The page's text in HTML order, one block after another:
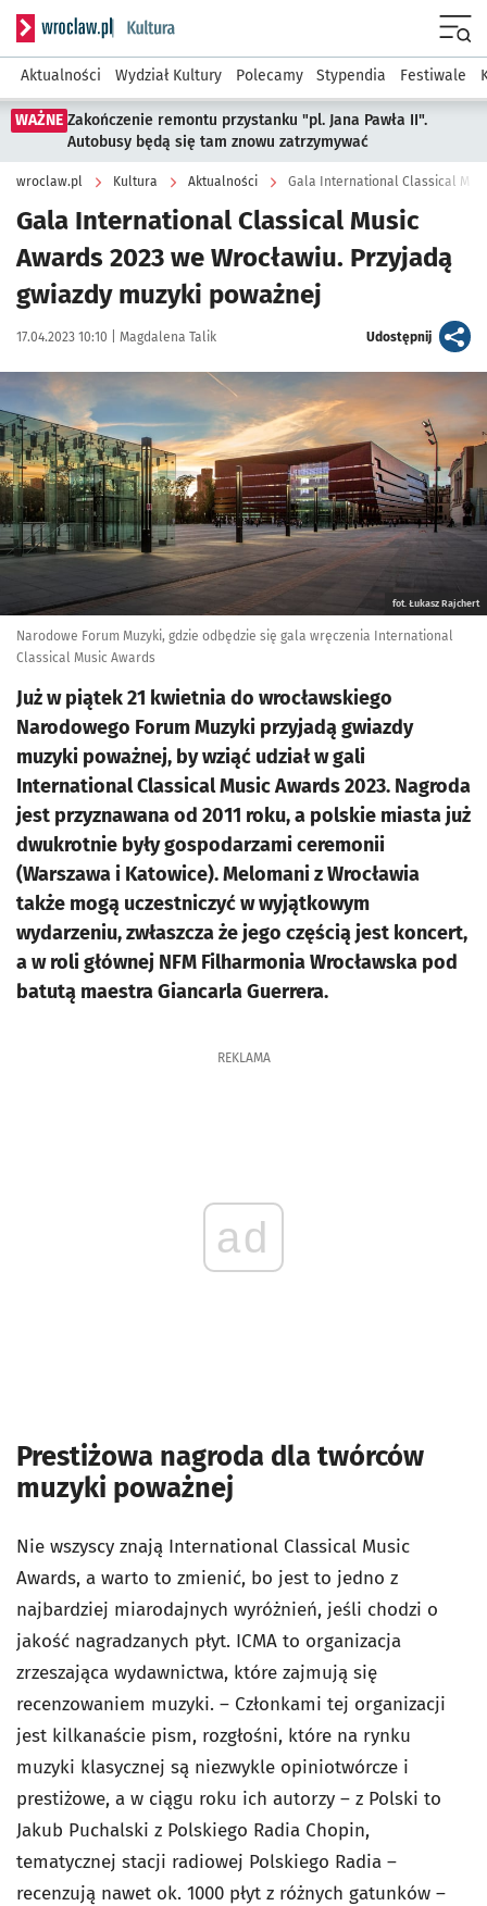
Serwis informacyjny wroclaw.pl podserwis: Kultura
Aktualności Wydział Kultury Polecamy Stypendia Festiwale
WAŻNE Zakończenie remontu przystanku "pl. Jana Pawła II".
Autobusy będą się tam znowu zatrzymywać
wroclaw.pl Kultura Aktualności
Gala International Classical Music
Awards 2023 we Wrocławiu. Przyjadą
gwiazdy muzyki poważnej
Data publikacji:
17.04.2023 10:10 | Autor:
Magdalena Talik Udostępnijartykuł
Kliknij, aby powiększyć
fot. Łukasz Rajchert
Narodowe Forum Muzyki, gdzie odbędzie się gala wręczenia International
Classical Music Awards
Już w piątek 21 kwietnia do wrocławskiego
Narodowego Forum Muzyki przyjadą gwiazdy
muzyki poważnej, by wziąć udział w gali
International Classical Music Awards 2023. Nagroda
jest przyznawana od 2011 roku, a polskie miasta już
dwukrotnie były gospodarzami ceremonii
(Warszawa i Katowice). Melomani z Wrocławia
także mogą uczestniczyć w wyjątkowym
wydarzeniu, zwłaszcza że jego częścią jest koncert,
a w roli głównej NFM Filharmonia Wrocławska pod
batutą maestra Giancarla Guerrera.
REKLAMA
ad
Prestiżowa nagroda dla twórców
muzyki poważnej
Nie wszyscy znają International Classical Music
Awards, a warto to zmienić, bo jest to jedno z
najbardziej miarodajnych wyróżnień, jeśli chodzi o
jakość nagradzanych płyt. ICMA to organizacja
zrzeszająca wydawnictwa, które zajmują się
recenzowaniem muzyki. – Członkami tej organizacji
jest kilkanaście pism, rozgłośni, które na rynku
muzyki klasycznej są niezwykle opiniotwórcze i
prestiżowe, a w ciągu roku ich autorzy – z Polski to
Jakub Puchalski z Polskiego Radia Chopin,
tematycznej stacji radiowej Polskiego Radia –
recenzują nawet ok. 1000 płyt z różnych gatunków –